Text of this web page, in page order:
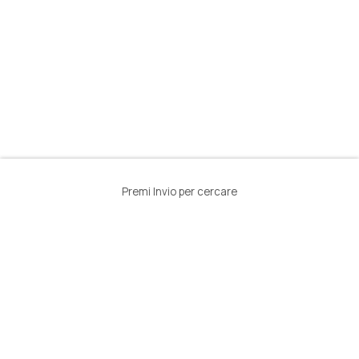
Premi Invio per cercare